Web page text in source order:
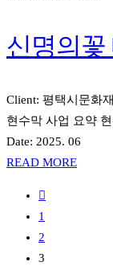
신명의
Client: 평택시문화
현수막 사업 요약
Date: 2025. 06
READ MORE
1
2
3